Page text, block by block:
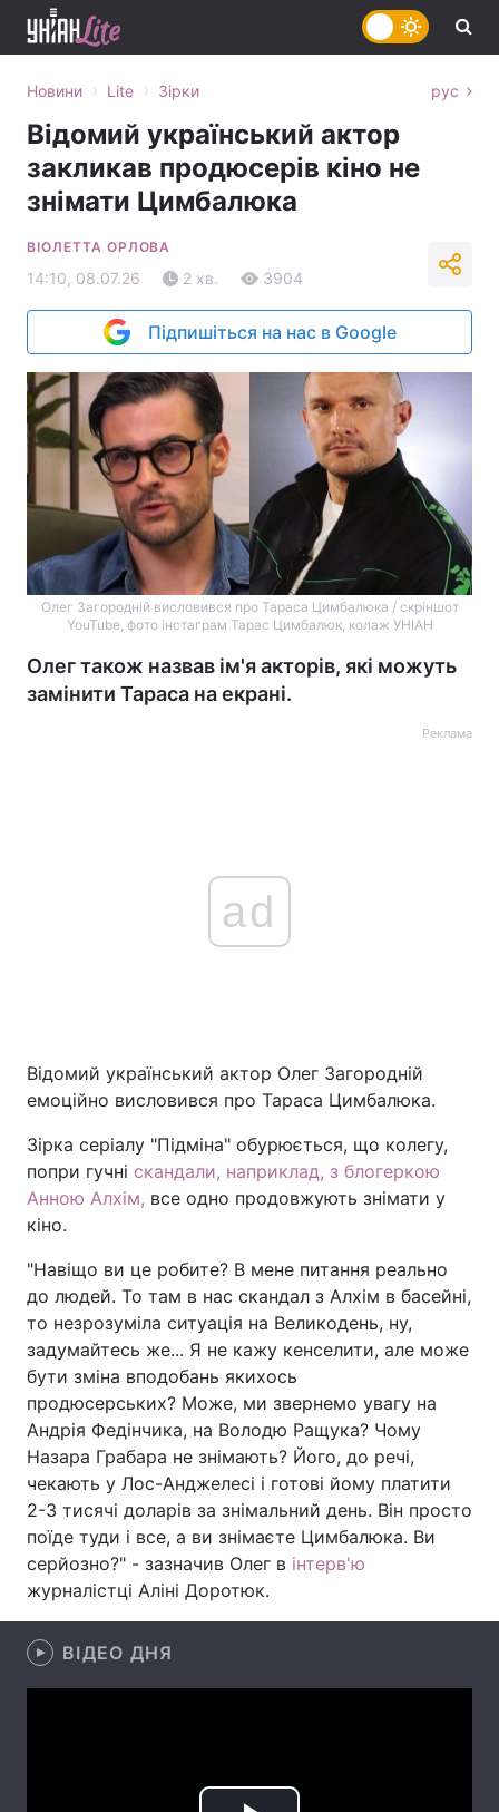
Головна Війна
Україна Політика
Економіка Світ
Техно і зв'язок Лайт
Зброя Інциденти
Здоров'я Туризм
Цікавинки Погода
Екологія Регіони
Лонгріди
Відео з Youtube Статті
Інтерв'ю
Новини › Lite › Зірки рус
Відомий український актор
закликав продюсерів кіно не
знімати Цимбалюка
ВІОЛЕТТА ОРЛОВА
14:10, 08.07.26 2 хв. 3904
Підпишіться на нас в Google
Олег Загородній висловився про Тараса Цимбалюка / скріншот
YouTube, фото інстаграм Тарас Цимбалюк, колаж УНІАН
Олег також назвав ім'я акторів, які можуть
замінити Тараса на екрані.
Реклама
ad
Відомий український актор Олег Загородній
емоційно висловився про Тараса Цимбалюка.
Зірка серіалу "Підміна" обурюється, що колегу,
попри гучні скандали, наприклад, з блогеркою
Анною Алхім, все одно продовжують знімати у
кіно.
"Навіщо ви це робите? В мене питання реально
до людей. То там в нас скандал з Алхім в басейні,
то незрозуміла ситуація на Великодень, ну,
задумайтесь же... Я не кажу кенселити, але може
бути зміна вподобань якихось
продюсерських? Може, ми звернемо увагу на
Андрія Федінчика, на Володю Ращука? Чому
Назара Грабара не знімають? Його, до речі,
чекають у Лос-Анджелесі і готові йому платити
2-3 тисячі доларів за знімальний день. Він просто
поїде туди і все, а ви знімаєте Цимбалюка. Ви
серйозно?" - зазначив Олег в інтерв'ю
журналістці Аліні Доротюк.
ВІДЕО ДНЯ